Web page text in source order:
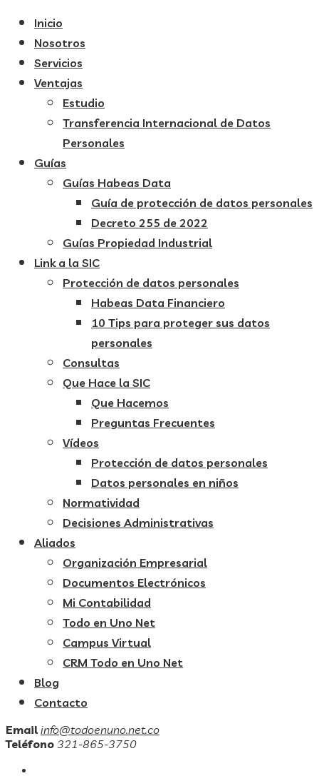
Inicio
Nosotros
Servicios
Ventajas
Estudio
Transferencia Internacional de Datos
Personales
Guías
Guías Habeas Data
Guía de protección de datos personales
Decreto 255 de 2022
Guías Propiedad Industrial
Link a la SIC
Protección de datos personales
Habeas Data Financiero
10 Tips para proteger sus datos
personales
Consultas
Que Hace la SIC
Que Hacemos
Preguntas Frecuentes
Vídeos
Protección de datos personales
Datos personales en niños
Normatividad
Decisiones Administrativas
Aliados
Organización Empresarial
Documentos Electrónicos
Mi Contabilidad
Todo en Uno Net
Campus Virtual
CRM Todo en Uno Net
Blog
Contacto
Email info@todoenuno.net.co
Teléfono 321-865-3750